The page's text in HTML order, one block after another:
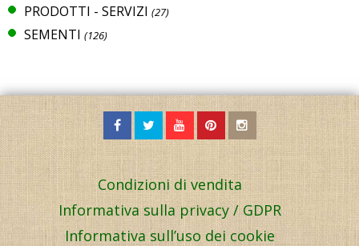
PRODOTTI - SERVIZI (27)
SEMENTI (126)
Condizioni di vendita
Informativa sulla privacy / GDPR
Informativa sull’uso dei cookie